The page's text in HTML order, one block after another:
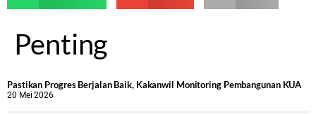
Penting
Pastikan Progres Berjalan Baik, Kakanwil Monitoring Pembangunan KUA
20 Mei 2026